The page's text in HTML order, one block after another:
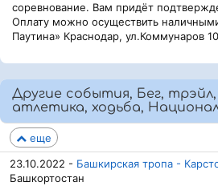
соревнование. Вам придёт
Оплату можно осуществить
Паутина» Краснодар, ул.Коммунаров
Другие события, Бег,
атлетика, ходьба,
еще
23.10.2022 - Башкирская тропа -
Башкортостан